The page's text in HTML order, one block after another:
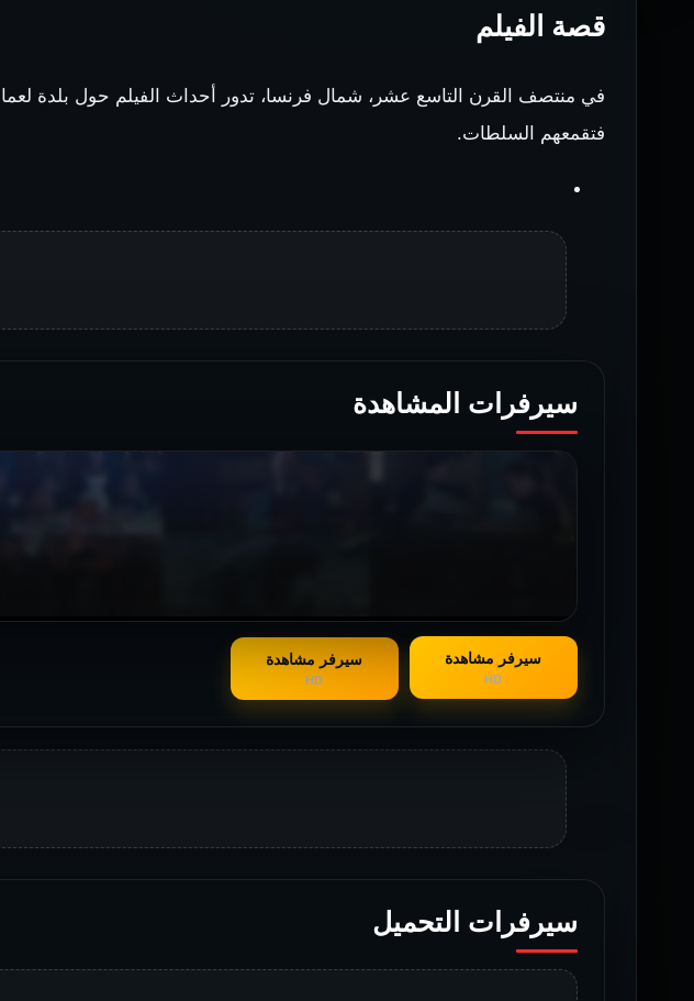
قصة الفيلم
في منتصف القرن التاسع عشر، شمال فرنسا، تدور أحداث الفيلم حول بلدة
فتقمعهم السلطات.
سيرفرات المشاهدة
سيرفر مشاهدة
HD
سيرفر مشاهدة
HD
سيرفرات التحميل